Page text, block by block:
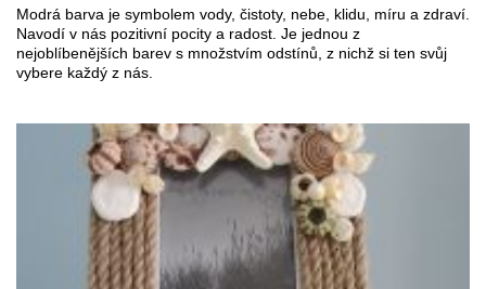
Modrá barva je symbolem vody, čistoty, nebe, klidu, míru a zdraví.
Navodí v nás pozitivní pocity a radost. Je jednou z
nejoblíbenějších barev s množstvím odstínů, z nichž si ten svůj
vybere každý z nás.